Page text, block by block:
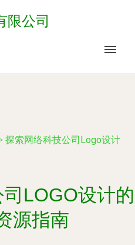
限公司
探索网络科技公司Logo设计
LOGO设计的
源指南